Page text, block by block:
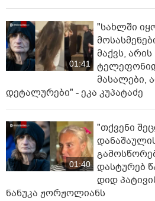
01:41
"სახლში
მაქვს, არის
მასალები,
დეტალურები" - ეკა კუპატაძე
01:40
"თქვენი
დას­ტუ­რებ
დიდ
ნანუკა ჟორჟოლიანს